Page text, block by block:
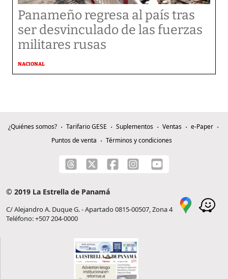
Panameño regresa al país tras
ser desvinculado de las fuerzas
militares rusas
NACIONAL
¿Quiénes somos? Tarifario GESE Suplementos Ventas
e-Paper
Puntos de venta
Términos y condiciones
© 2019 La Estrella de Panamá
C/ Alejandro A. Duque G. - Apartado 0815-00507, Zona 4
Teléfono: +507 204-0000